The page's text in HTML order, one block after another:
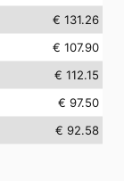
€ 131.26
€ 107.90
€ 112.15
€ 97.50
€ 92.58